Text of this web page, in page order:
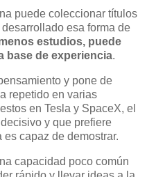
puede coleccionar títulos
esa forma de
estudios, puede
base de experiencia.
y pone de
repetido en varias
en Tesla y SpaceX, el
y que prefiere
capaz de demostrar.
capacidad poco común